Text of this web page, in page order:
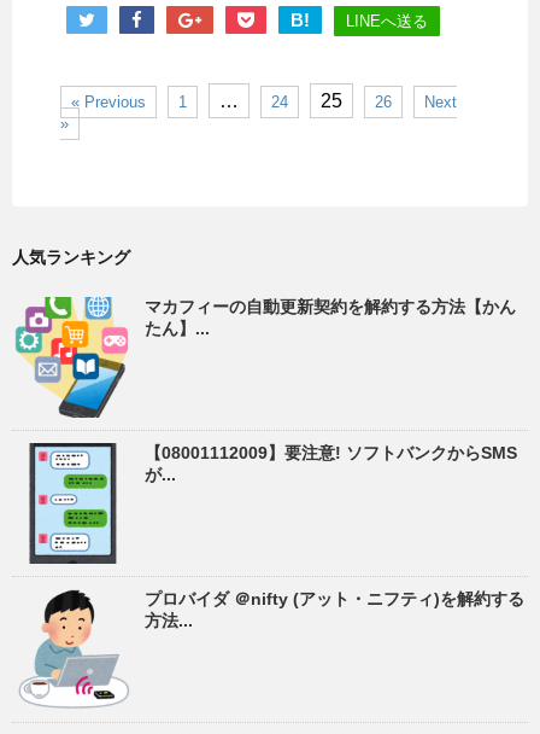
B!
LINEへ送る
« Previous 1 … 24 25 26
Next
»
人気ランキング
マカフィーの自動更新契約を解約する方法【かん
たん】...
【08001112009】要注意! ソフトバンクからSMS
が...
プロバイダ ＠nifty (アット・ニフティ)を解約する
方法...